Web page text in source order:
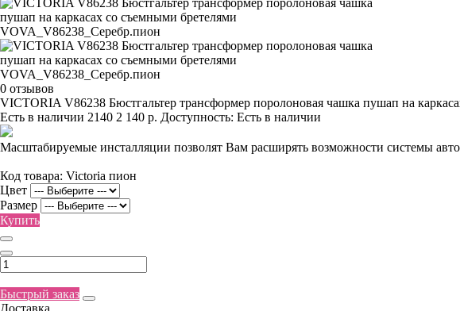
0 отзывов
VICTORIA V86238 Бюстгальтер трансформер поролоновая чашка пушап на
Есть в наличии 2140 2 140 р. Доступность: Есть в наличии
Масштабируемые инсталляции позволят Вам расширять возможности системы
Код товара: Victoria пион
Цвет
Размер
Купить
Быстрый заказ
Доставка